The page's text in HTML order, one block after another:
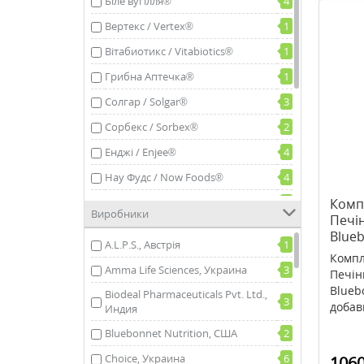
Вертекс / Vertex®
1
Вітабиотикс / Vitabiotics®
1
Грибна Аптечка®
1
Солгар / Solgar®
3
Сорбекс / Sorbex®
2
Енджі / Enjee®
4
Нау Фудс / Now Foods®
4
Лікбері / Liqberry®
3
Кантрі Лайф / Country Life®
3
Вітаджен / Vitagen®
1
Донат Магній / Donat Mg®
3
NutriExpert®
2
Swiss Energy®
1
Виробники
A.L.P.S., Австрія
1
Amma Life Sciences, Украина
3
Biodeal Pharmaceuticals Pvt. Ltd.,
Индия
3
Bluebonnet Nutrition, США
2
Choice, Украина
6